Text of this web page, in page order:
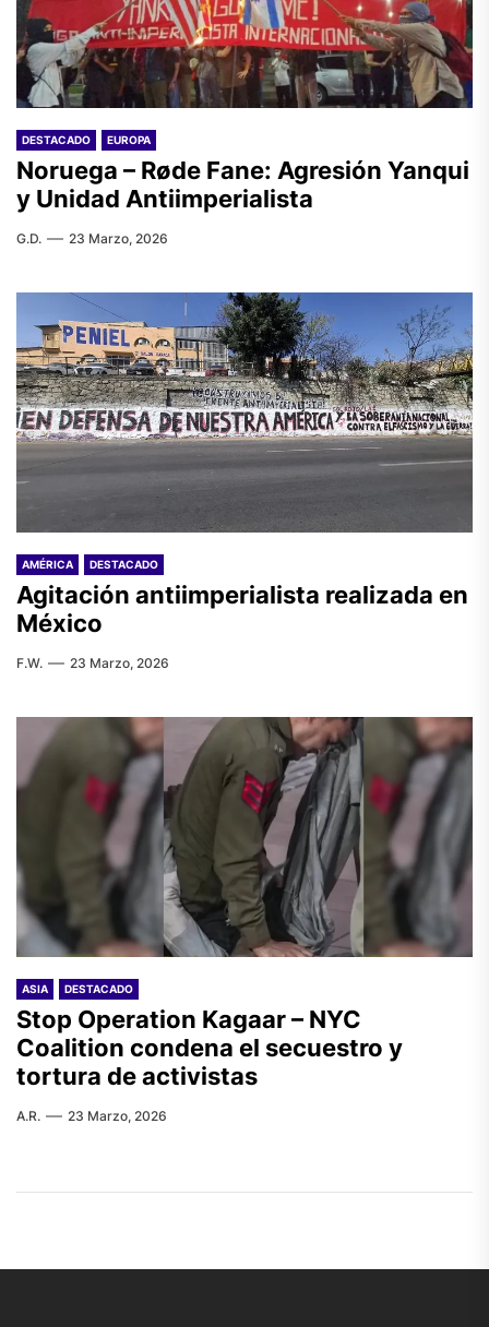
DESTACADO EUROPA
Noruega – Røde Fane: Agresión Yanqui
y Unidad Antiimperialista
G.D. 23 Marzo, 2026
AMÉRICA DESTACADO
Agitación antiimperialista realizada en
México
F.W. 23 Marzo, 2026
ASIA DESTACADO
Stop Operation Kagaar – NYC
Coalition condena el secuestro y
tortura de activistas
A.R. 23 Marzo, 2026